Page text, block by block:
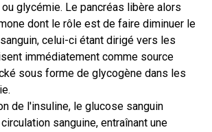
glycémie. Le pancréas libère alors
dont le rôle est de faire diminuer le
celui-ci étant dirigé vers les
immédiatement comme source
sous forme de glycogène dans les
de l'insuline, le glucose sanguin
sanguine, entraînant une